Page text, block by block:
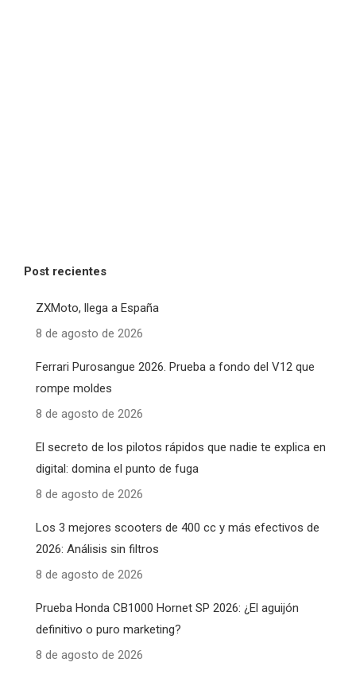
Post recientes
ZXMoto, llega a España
8 de agosto de 2026
Ferrari Purosangue 2026. Prueba a fondo del V12 que
rompe moldes
8 de agosto de 2026
El secreto de los pilotos rápidos que nadie te explica en
digital: domina el punto de fuga
8 de agosto de 2026
Los 3 mejores scooters de 400 cc y más efectivos de
2026: Análisis sin filtros
8 de agosto de 2026
Prueba Honda CB1000 Hornet SP 2026: ¿El aguijón
definitivo o puro marketing?
8 de agosto de 2026